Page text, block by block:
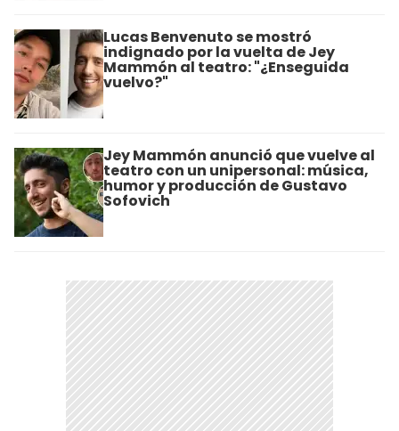
Lucas Benvenuto se mostró
indignado por la vuelta de Jey
Mammón al teatro: "¿Enseguida
vuelvo?"
Jey Mammón anunció que vuelve al
teatro con un unipersonal: música,
humor y producción de Gustavo
Sofovich